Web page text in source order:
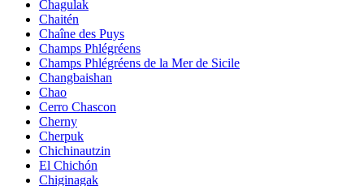
Chagulak
Chaitén
Chaîne des Puys
Champs Phlégréens
Champs Phlégréens de la Mer de Sicile
Changbaishan
Chao
Cerro Chascon
Cherny
Cherpuk
Chichinautzin
El Chichón
Chiginagak